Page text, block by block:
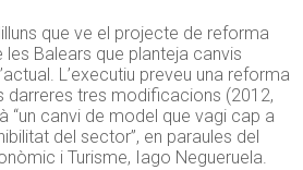
que ve el projecte de reforma
les Balears que planteja canvis
L’executiu preveu una reforma
darreres tres modificacions (2012,
“un canvi de model que vagi cap a
del sector”, en paraules del
i Turisme, Iago Negueruela.